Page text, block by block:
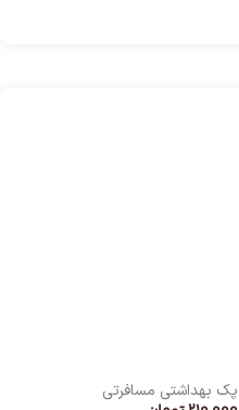
پک بهداشتی مسافرتی